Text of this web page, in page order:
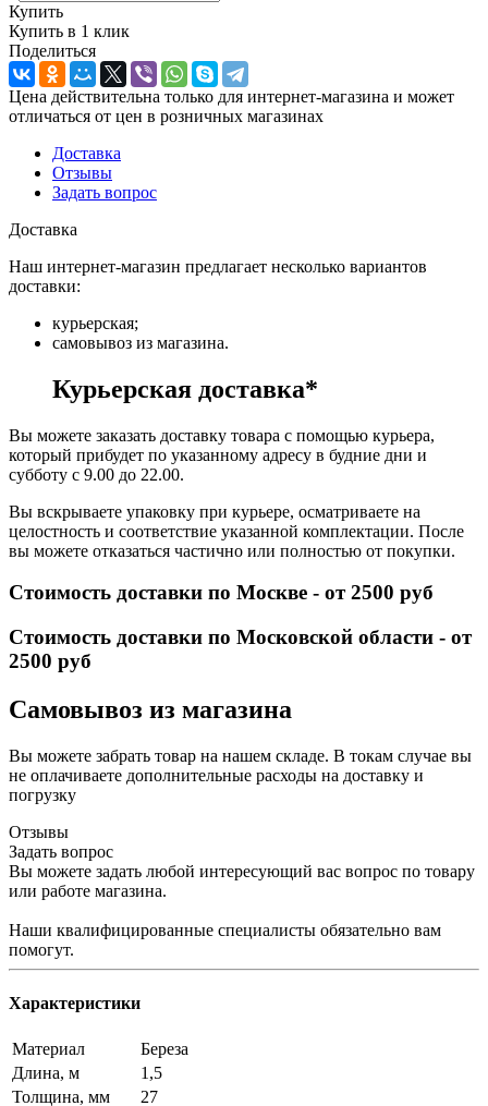
Купить
Купить в 1 клик
Поделиться
Цена действительна только для интернет-магазина и может
отличаться от цен в розничных магазинах
Доставка
Отзывы
Задать вопрос
Доставка
Наш интернет-магазин предлагает несколько вариантов
доставки:
курьерская;
самовывоз из магазина.
Курьерская доставка*
Вы можете заказать доставку товара с помощью курьера,
который прибудет по указанному адресу в будние дни и
субботу с 9.00 до 22.00.
Вы вскрываете упаковку при курьере, осматриваете на
целостность и соответствие указанной комплектации. После
вы можете отказаться частично или полностью от покупки.
Стоимость доставки по Москве - от 2500 руб
Стоимость доставки по Московской области - от
2500 руб
Самовывоз из магазина
Вы можете забрать товар на нашем складе. В токам случае вы
не оплачиваете дополнительные расходы на доставку и
погрузку
Отзывы
Задать вопрос
Вы можете задать любой интересующий вас вопрос по товару
или работе магазина.
Наши квалифицированные специалисты обязательно вам
помогут.
Характеристики
Материал
Береза
Длина, м
1,5
Толщина, мм
27